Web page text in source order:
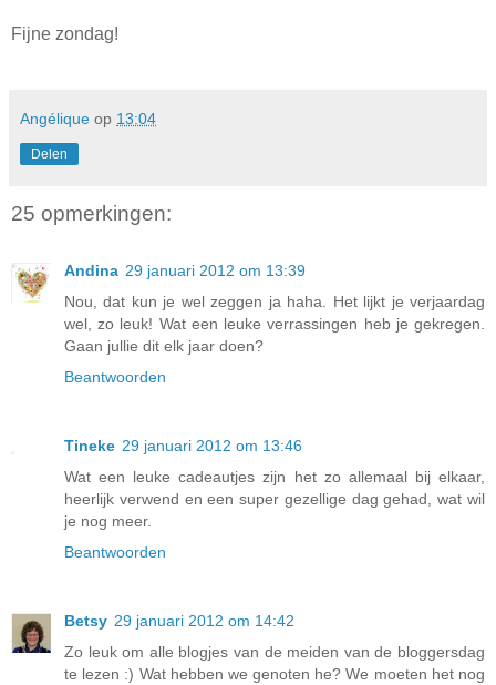
Fijne zondag!
Angélique op 13:04
Delen
25 opmerkingen:
Andina 29 januari 2012 om 13:39
Nou, dat kun je wel zeggen ja haha. Het lijkt je verjaardag
wel, zo leuk! Wat een leuke verrassingen heb je gekregen.
Gaan jullie dit elk jaar doen?
Beantwoorden
Tineke 29 januari 2012 om 13:46
Wat een leuke cadeautjes zijn het zo allemaal bij elkaar,
heerlijk verwend en een super gezellige dag gehad, wat wil
je nog meer.
Beantwoorden
Betsy 29 januari 2012 om 14:42
Zo leuk om alle blogjes van de meiden van de bloggersdag
te lezen :) Wat hebben we genoten he? We moeten het nog